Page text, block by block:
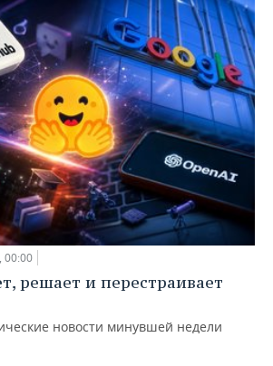
00:00
решает и перестраивает
новости минувшей недели